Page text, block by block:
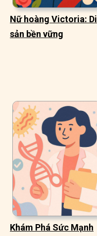
Nữ hoàng Victoria: Di
sản bền vững
Khám Phá Sức Mạnh